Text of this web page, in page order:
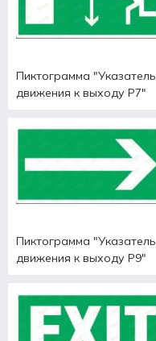
Пиктограмма "Указатель
движения к выходу Р7"
Пиктограмма "Указатель
движения к выходу Р9"